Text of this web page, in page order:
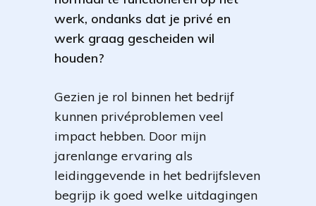
werk, ondanks dat je privé en
werk graag gescheiden wil
houden?
Gezien je rol binnen het bedrijf
kunnen privéproblemen veel
impact hebben. Door mijn
jarenlange ervaring als
leidinggevende in het bedrijfsleven
begrijp ik goed welke uitdagingen